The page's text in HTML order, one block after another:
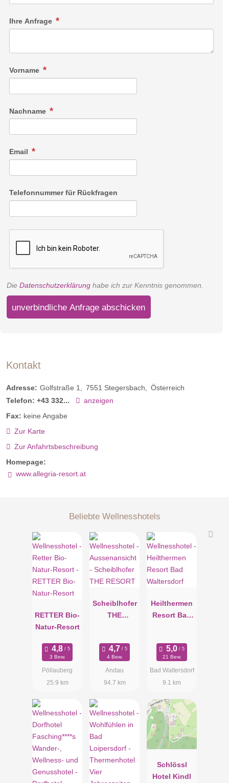
Ihre Anfrage
Vorname
Nachname
Email
Telefonnummer für Rückfragen
Die Datenschutzerklärung habe ich zur Kenntnis genommen.
unverbindliche Anfrage abschicken
Kontakt
Adresse: Golfstraße 1 7551 Stegersbach
Österreich
Telefon: +43 332...
anzeigen
Fax: keine Angabe
Zur Karte
Zur Anfahrtsbeschreibung
Homepage:
www.allegria-resort.at
Beliebte Wellnesshotels
RETTER Bio-
Natur-Resort
3 Bew.
Pöllauberg
25.9 km
Scheiblhofer
THE
4 Bew.
Andau
94.7 km
Heilthermen
Resort Bad
21 Bew.
Bad Waltersdorf
9.1 km
Schlössl
Hotel Kindl